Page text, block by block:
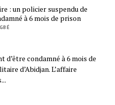
: un policier suspendu de
à 6 mois de prison
d’être condamné à 6 mois de
d’Abidjan. L’affaire